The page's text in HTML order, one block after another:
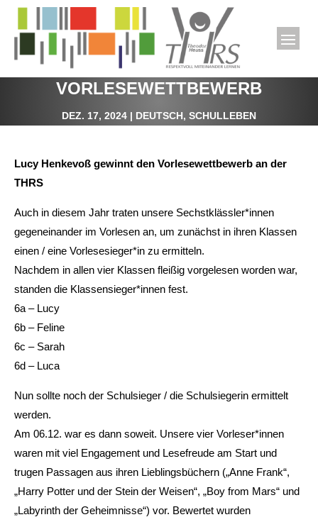
VORLESEWETTBEWERB
DEZ. 17, 2024 | DEUTSCH, SCHULLEBEN
Lucy Henkevoß gewinnt den Vorlesewettbewerb an der
THRS
Auch in diesem Jahr traten unsere Sechstklässler*innen
gegeneinander im Vorlesen an, um zunächst in ihren Klassen
einen / eine Vorlesesieger*in zu ermitteln.
Nachdem in allen vier Klassen fleißig vorgelesen worden war,
standen die Klassensieger*innen fest.
6a – Lucy
6b – Feline
6c – Sarah
6d – Luca
Nun sollte noch der Schulsieger / die Schulsiegerin ermittelt
werden.
Am 06.12. war es dann soweit. Unsere vier Vorleser*innen
waren mit viel Engagement und Lesefreude am Start und
trugen Passagen aus ihren Lieblingsbüchern („Anne Frank“,
„Harry Potter und der Stein der Weisen“, „Boy from Mars“ und
„Labyrinth der Geheimnisse“) vor. Bewertet wurden